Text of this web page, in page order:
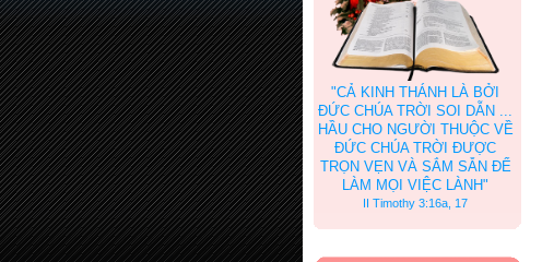
"CẢ KINH THÁNH LÀ BỞI
ĐỨC CHÚA TRỜI SOI DẪN ...
HẦU CHO NGƯỜI THUỘC VỀ
ĐỨC CHÚA TRỜI ĐƯỢC
TRỌN VẸN VÀ SẮM SẴN ĐỂ
LÀM MỌI VIỆC LÀNH"
II Timothy 3:16a, 17